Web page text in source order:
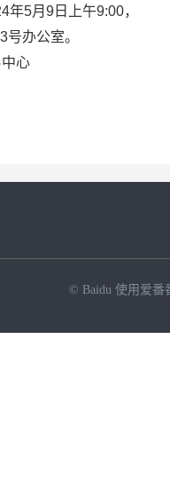
年5月9日上午9:00，
办公室。
心
© Baidu 使用爱番